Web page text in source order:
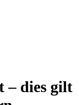
– dies gilt